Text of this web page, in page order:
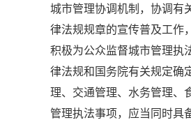
城市管理协调机制，协调
律法规规章的宣传普及工
积极为公众监督城市管理
律法规和国务院有关规定确
理、交通管理、水务管理
管理执法事项，应当同时